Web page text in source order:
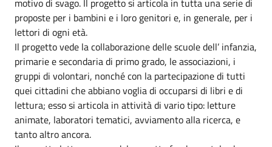
proposte per i bambini e i loro genitori e, in generale, per i
lettori di ogni età.
Il progetto vede la collaborazione delle scuole dell’ infanzia,
primarie e secondaria di primo grado, le associazioni, i
gruppi di volontari, nonché con la partecipazione di tutti
quei cittadini che abbiano voglia di occuparsi di libri e di
lettura; esso si articola in attività di vario tipo: letture
animate, laboratori tematici, avviamento alla ricerca, e
tanto altro ancora.